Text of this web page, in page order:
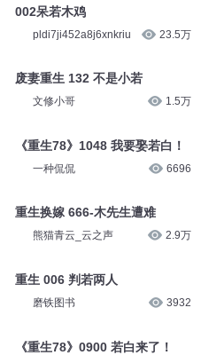
002呆若木鸡
pldi7ji452a8j6xnkriu 23.5万
废妻重生 132 不是小若
文修小哥 1.5万
《重生78》1048 我要娶若白！
一种侃侃 6696
重生换嫁 666-木先生遭难
熊猫青云_云之声 2.9万
重生 006 判若两人
磨铁图书 3932
《重生78》0900 若白来了！